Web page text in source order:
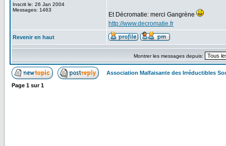
Inscrit le: 26 Jan 2004
Messages: 1463
Et Décromatie: merci Gangrène
http://www.decromatie.fr
Revenir en haut
Montrer les messages depuis:
Association Malfaisante des Irréductibles
Page 1 sur1